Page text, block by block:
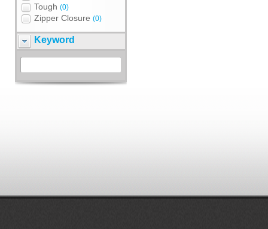
Tough (0)
Zipper Closure (0)
Keyword